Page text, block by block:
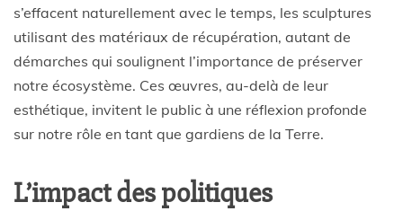
s’effacent naturellement avec le temps, les sculptures
utilisant des matériaux de récupération, autant de
démarches qui soulignent l’importance de préserver
notre écosystème. Ces œuvres, au-delà de leur
esthétique, invitent le public à une réflexion profonde
sur notre rôle en tant que gardiens de la Terre.
L’impact des politiques